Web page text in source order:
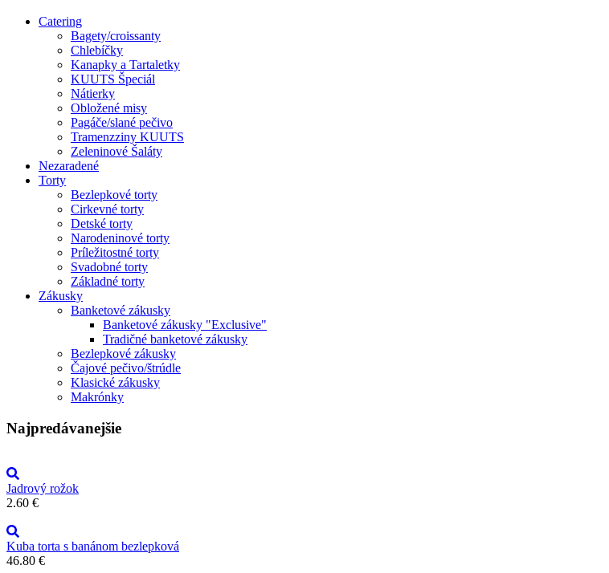
Catering
Bagety/croissanty
Chlebíčky
Kanapky a Tartaletky
KUUTS Špeciál
Nátierky
Obložené misy
Pagáče/slané pečivo
Tramenzziny KUUTS
Zeleninové Šaláty
Nezaradené
Torty
Bezlepkové torty
Cirkevné torty
Detské torty
Narodeninové torty
Príležitostné torty
Svadobné torty
Základné torty
Zákusky
Banketové zákusky
Banketové zákusky "Exclusive"
Tradičné banketové zákusky
Bezlepkové zákusky
Čajové pečivo/štrúdle
Klasické zákusky
Makrónky
Najpredávanejšie
Jadrový rožok
2.60 €
Kuba torta s banánom bezlepková
46.80 €